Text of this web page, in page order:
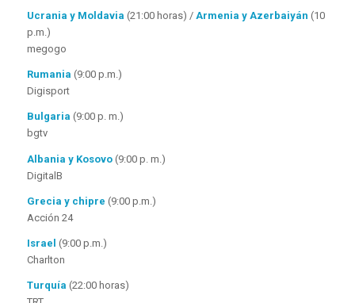
Ucrania y Moldavia (21:00 horas) / Armenia y Azerbaiyán (10
p.m.)
megogo
Rumania (9:00 p.m.)
Digisport
Bulgaria (9:00 p. m.)
bgtv
Albania y Kosovo (9:00 p. m.)
DigitalB
Grecia y chipre (9:00 p.m.)
Acción 24
Israel (9:00 p.m.)
Charlton
Turquía (22:00 horas)